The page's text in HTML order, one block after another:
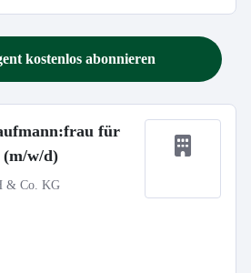
kostenlos abonnieren
für
(m/w/d)
& Co. KG